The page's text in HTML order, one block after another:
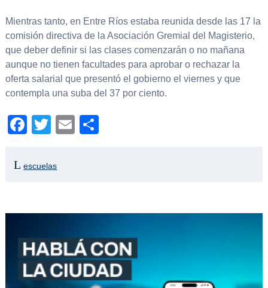
Mientras tanto, en Entre Ríos estaba reunida desde las 17 la
comisión directiva de la Asociación Gremial del Magisterio,
que deber definir si las clases comenzarán o no mañana
aunque no tienen facultades para aprobar o rechazar la
oferta salarial que presentó el gobierno el viernes y que
contempla una suba del 37 por ciento.
Facebook
TwitterEmail
escuelas